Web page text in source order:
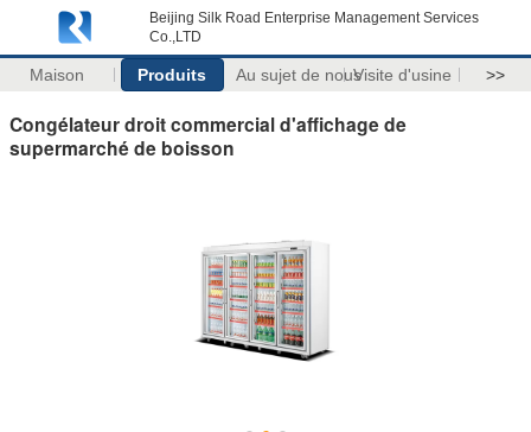
Beijing Silk Road Enterprise Management Services
Co.,LTD
Maison Produits Au sujet de nousVisite d'usine >>
Congélateur droit commercial d'affichage de
supermarché de boisson